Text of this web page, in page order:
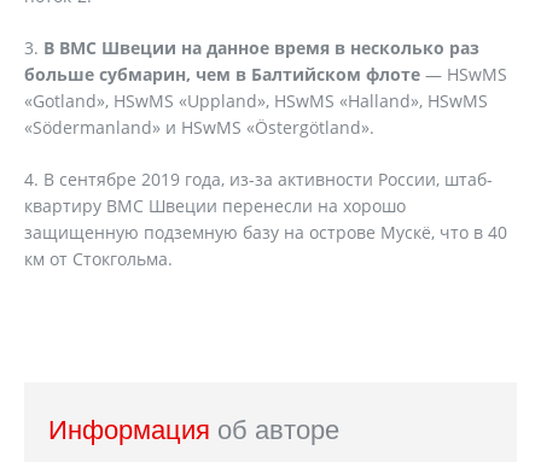
3. В ВМС Швеции на данное время в несколько раз
больше субмарин, чем в Балтийском флоте — HSwMS
«Gotland», HSwMS «Uppland», HSwMS «Halland», HSwMS
«Södermanland» и HSwMS «Östergötland».
4. В сентябре 2019 года, из-за активности России, штаб-
квартиру ВМС Швеции перенесли на хорошо
защищенную подземную базу на острове Мускё, что в 40
км от Стокгольма.
Информация об авторе